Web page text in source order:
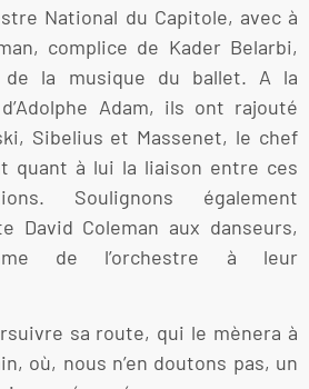
National du Capitole, avec à
complice de Kader Belarbi,
la musique du ballet. A la
Adam, ils ont rajouté
Sibelius et Massenet, le chef
quant à lui la liaison entre ces
Soulignons également
David Coleman aux danseurs,
de l’orchestre à leur
sa route, qui le mènera à
où, nous n’en doutons pas, un